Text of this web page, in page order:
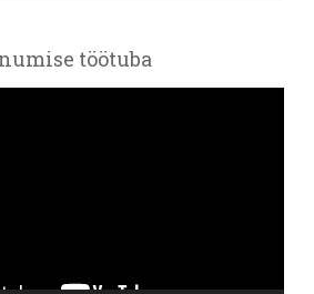
töötuba